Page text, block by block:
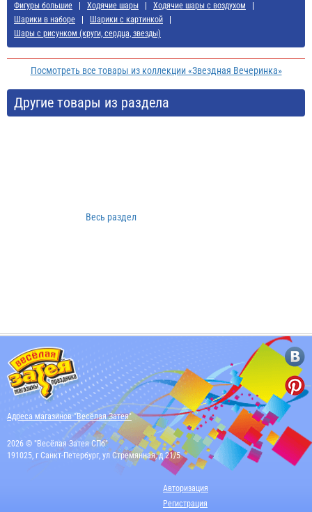
Фигуры большие
Ходячие шары
Ходячие шары с воздухом
Шарики в наборе
Шарики с картинкой
Шары с рисунком (круги, сердца, звезды)
Посмотреть все товары из коллекции «Звездная Вечеринка»
Другие товары из раздела
Весь раздел
Адреса магазинов "Весёлая Затея"
2026 © "Весёлая Затея СПб"
191025, г Санкт-Петербург, ул Стремянная, д 21/5
Авторизация
Регистрация